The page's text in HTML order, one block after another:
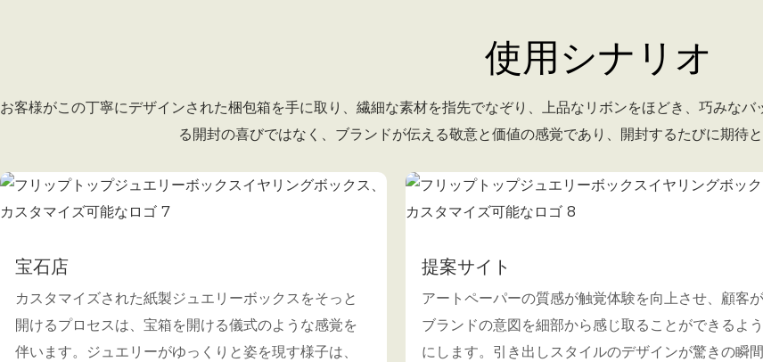
使用シナリオ
お客様がこの丁寧にデザインされた梱包箱を手に取り、繊細な素材を指先でなぞり、上品なリボンをほどき、巧みな
る開封の喜びではなく、ブランドが伝える敬意と価値の感覚であり、開封するたびに期待
宝石店
カスタマイズされた紙製ジュエリーボックスをそっと
開けるプロセスは、宝箱を開ける儀式のような感覚を
伴います。ジュエリーがゆっくりと姿を現す様子は、
提案サイト
アートペーパーの質感が触覚体験を向上させ、顧客が
ブランドの意図を細部から感じ取ることができるよう
にします。引き出しスタイルのデザインが驚きの瞬間